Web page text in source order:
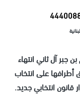
جبر آل ثاني انتهاء
أطرافها على انتخاب
انتخابي جديد.